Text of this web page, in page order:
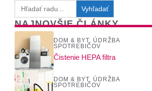
for:
NAJNOVŠIE ČLÁNKY
DOM & BYT, ÚDRŽBA
SPOTREBIČOV
Čistenie HEPA filtra
DOM & BYT, ÚDRŽBA
SPOTREBIČOV